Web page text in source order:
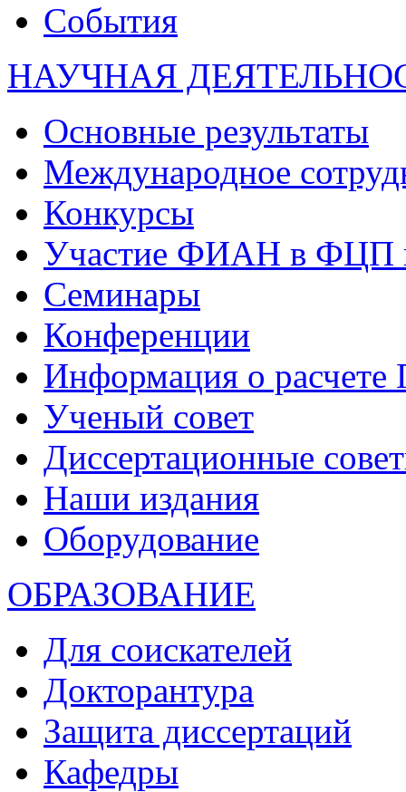
События
НАУЧНАЯ
Основные результаты
Международное
Конкурсы
Участие ФИАН в ФЦП
Семинары
Конференции
Информация о
Ученый совет
Диссертационные
Наши издания
Оборудование
ОБРАЗОВАНИЕ
Для соискателей
Докторантура
Защита диссертаций
Кафедры